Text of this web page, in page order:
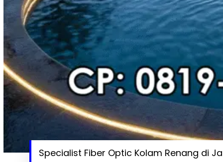
Specialist Fiber Optic Kolam Renang di